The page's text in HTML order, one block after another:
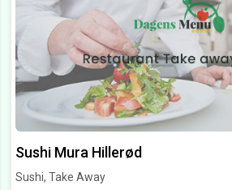
Sushi Mura Hillerød
Sushi, Take Away